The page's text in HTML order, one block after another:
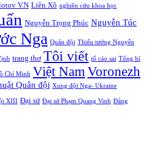
V.N Liên Xô nghiên cứu khoa học
Nguyễn Trọng Phúc Nguyễn Túc
Nga Quân đội Thiếu tướng Nguyễn
trang thơ Tôi viết tố cáo sai Tổng bí
Chí Minh Việt NamVoronezh
Quân đội Xung đột Nga- Ukraine
XIII Đại sứ Đại sứ Phạm Quang Vinh Đảng